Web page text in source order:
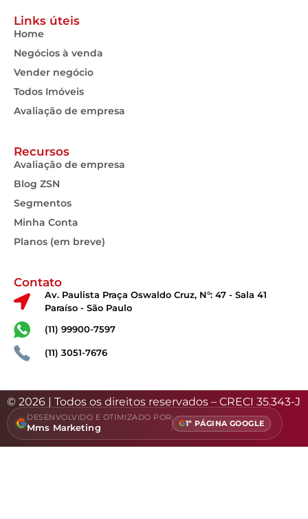
Links úteis
Home
Negócios à venda
Vender negócio
Todos Imóveis
Avaliação de empresa
Recursos
Avaliação de empresa
Blog ZSN
Segmentos
Minha Conta
Planos (em breve)
Contato
Av. Paulista Praça Oswaldo Cruz, N°: 47 - Sala 41
Paraíso - São Paulo
(11) 99900-7597
(11) 3051-7676
© 2026 | Todos os direitos reservados – CRECI 35.343-J
DESENVOLVIDO E OTIMIZADO POR
Mms Marketing 1º PÁGINA GOOGLE